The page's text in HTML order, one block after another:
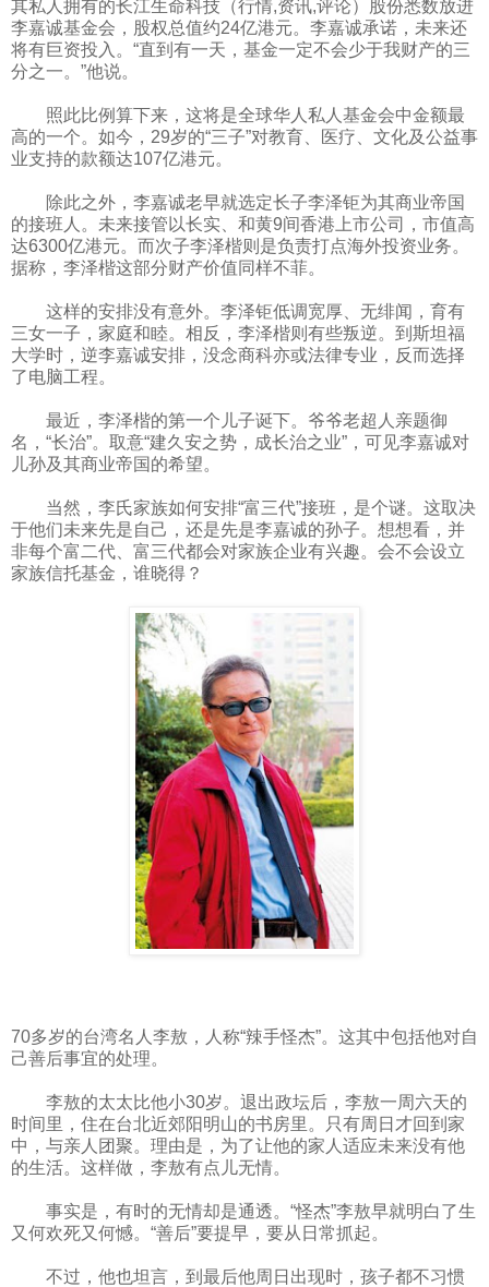
其私人拥有的长江生命科技（行情,资讯,评论）股份悉数放进
李嘉诚基金会，股权总值约24亿港元。李嘉诚承诺，未来还
将有巨资投入。“直到有一天，基金一定不会少于我财产的三
分之一。”他说。
照此比例算下来，这将是全球华人私人基金会中金额最
高的一个。如今，29岁的“三子”对教育、医疗、文化及公益事
业支持的款额达107亿港元。
除此之外，李嘉诚老早就选定长子李泽钜为其商业帝国
的接班人。未来接管以长实、和黄9间香港上市公司，市值高
达6300亿港元。而次子李泽楷则是负责打点海外投资业务。
据称，李泽楷这部分财产价值同样不菲。
这样的安排没有意外。李泽钜低调宽厚、无绯闻，育有
三女一子，家庭和睦。相反，李泽楷则有些叛逆。到斯坦福
大学时，逆李嘉诚安排，没念商科亦或法律专业，反而选择
了电脑工程。
最近，李泽楷的第一个儿子诞下。爷爷老超人亲题御
名，“长治”。取意“建久安之势，成长治之业”，可见李嘉诚对
儿孙及其商业帝国的希望。
当然，李氏家族如何安排“富三代”接班，是个谜。这取决
于他们未来先是自己，还是先是李嘉诚的孙子。想想看，并
非每个富二代、富三代都会对家族企业有兴趣。会不会设立
家族信托基金，谁晓得？
70多岁的台湾名人李敖，人称“辣手怪杰”。这其中包括他对自
己善后事宜的处理。
李敖的太太比他小30岁。退出政坛后，李敖一周六天的
时间里，住在台北近郊阳明山的书房里。只有周日才回到家
中，与亲人团聚。理由是，为了让他的家人适应未来没有他
的生活。这样做，李敖有点儿无情。
事实是，有时的无情却是通透。“怪杰”李敖早就明白了生
又何欢死又何憾。“善后”要提早，要从日常抓起。
不过，他也坦言，到最后他周日出现时，孩子都不习惯